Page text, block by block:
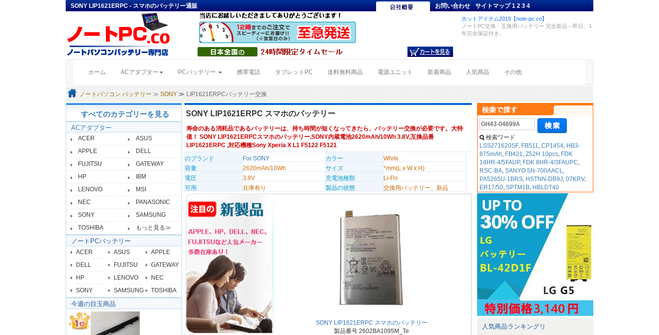
SONY LIP1621ERPC - スマホのバッテリー通販 お問い合わせ サイトマップ 1234
ホットアイテム2019【note-pc.co】
ノートPC交換・互換用バッテリー 完全新品～即日、1
年完全保証付き。
ホーム (current)ACアダプター PCバッテリー 携帯電話 タブレットPC 送料無料商品 電源ユニット 新着商品 人気商品 その他
ノートパソコン バッテリー ≫SONY ≫ LIP1621ERPCバッテリー交換
すべてのカテゴリーを見る
ACアダプター
ACER
ASUS
APPLE
DELL
FUJITSU
GATEWAY
HP
IBM
LENOVO
MSI
NEC
PANASONIC
SONY
SAMSUNG
TOSHIBA
もっと見る≫
ノートPCバッテリー
ACER ASUS
APPLE
DELL
FUJITSU
GATEWAY
HP
LENOVO
NEC
SONY
SAMSUNG TOSHIBA
今週の目玉商品
SONY LIP1621ERPC スマホのバッテリー
寿命のある消耗品であるバッテリーは、持ち時間が短くなってきたら、バッテリー交換が必要です。大特
価！ SONY LIP1621ERPCスマホのバッテリー,SONY内蔵電池2620mAh/10Wh 3.8V,互換品番
LIP1621ERPC ,対応機種Sony Xperia X L1 F5122 F5121
のブランド
For SONY カラー
White
容量
2620mAh/10Wh サイズ
*mm(L x W x H)
電圧
3.8V 充電池種類
Li-Po
可用
在庫有り 製品の状態 交換用バッテリー、新品
SONY LIP1621ERPC スマホのバッテリー
製品番号 2602BA1095M_Te
検索ワード
LSS271620SF, FB511,CP1454, HB3-
875mAh, FB421,Z52H 10pcs, FDK
14HR-4/5FAUP, FDK 8HR-4/3FAUPC,
RSC-BA,SANYO 5N-700AACL,
PA5265U-1BRS, HSTNN-DB9J,07KRV,
ER17/50,SPTM1B, HBLDT40
人気商品ランキングリ